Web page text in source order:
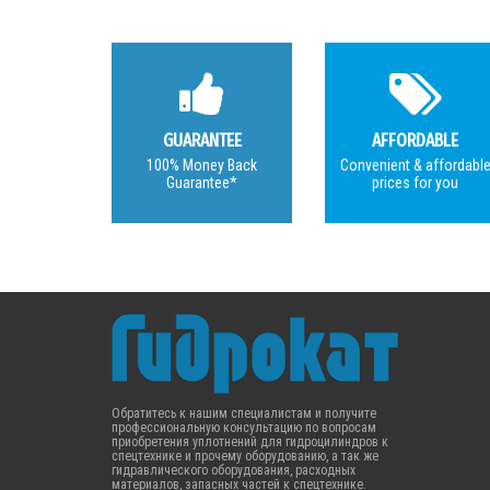
GUARANTEE
100% Money Back
Guarantee*
AFFORDABLE
Convenient & affordable
prices for you
Обратитесь к нашим специалистам и получите
профессиональную консультацию по вопросам
приобретения уплотнений для гидроцилиндров к
спецтехнике и прочему оборудованию, а так же
гидравлического оборудования, расходных
материалов, запасных частей к спецтехнике.